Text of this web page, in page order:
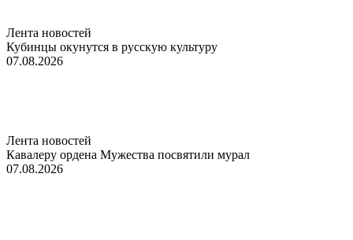
Лента новостей
Кубинцы окунутся в русскую культуру
07.08.2026
Лента новостей
Кавалеру ордена Мужества посвятили мурал
07.08.2026